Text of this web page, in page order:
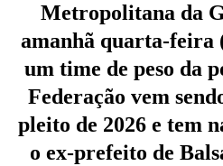
Metropolitana da
amanhã quarta-feira
um time de peso da
Federação vem
pleito de 2026 e tem
o ex-prefeito de